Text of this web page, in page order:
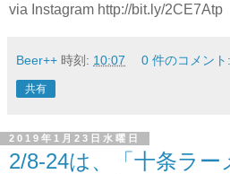
via Instagram http://bit.ly/2CE7Atp
Beer++ 時刻: 10:07 0 件のコメント:
共有
2019年1月23日水曜日
2/8-24は、「十条ラ